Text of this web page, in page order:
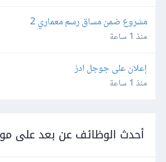
مشروع ضمن مساق رسم معماري 2
منذ 1 ساعة
إعلان على جوجل ادز
منذ 1 ساعة
أحدث الوظائف عن بعد على